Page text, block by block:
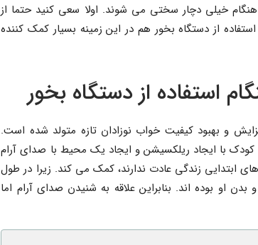
خیلی دچار سختی می شوند. اولا سعی کنید حتما از
از دستگاه بخور هم در این زمینه بسیار کمک کننده
استفاده از دستگاه بخور
و بهبود کیفیت خواب نوزادان تازه متولد شده است.
با ایجاد ریلکسیشن و ایجاد یک محیط با صدای آرام
ابتدایی زندگی عادت ندارند، کمک می کند. زیرا در طول
او بوده اند. بنابراین علاقه به شنیدن صدای آرام اما